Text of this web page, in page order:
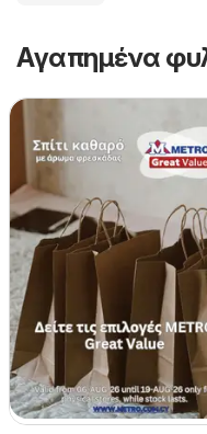
Αγαπημένα